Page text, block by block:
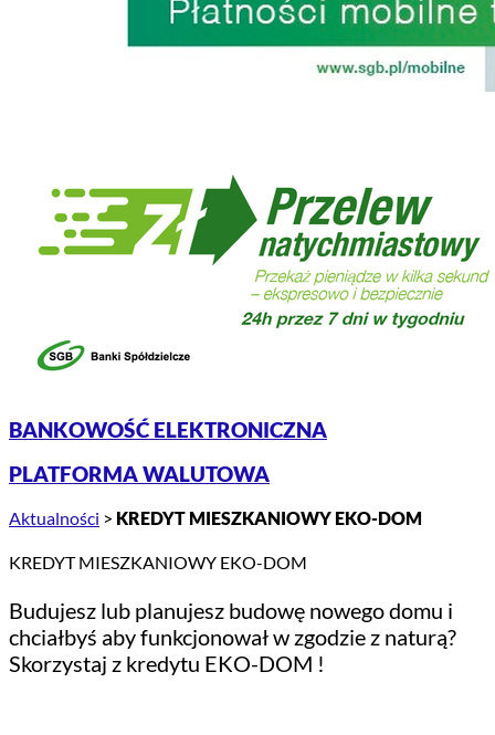
BANKOWOŚĆ ELEKTRONICZNA
PLATFORMA WALUTOWA
Aktualności > KREDYT MIESZKANIOWY EKO-DOM
KREDYT MIESZKANIOWY EKO-DOM
Budujesz lub planujesz budowę nowego domu i
chciałbyś aby funkcjonował w zgodzie z naturą?
Skorzystaj z kredytu EKO-DOM !